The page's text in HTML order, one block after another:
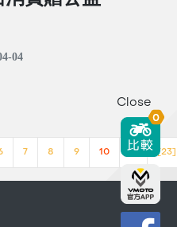
04
7 8 9 10 >> [23]
Close
0